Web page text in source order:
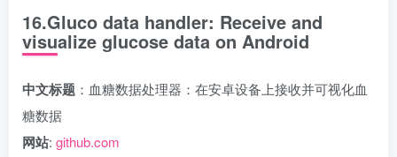
16.Gluco data handler: Receive and
visualize glucose data on Android
中文标题 ：血糖数据处理器：在安卓设备上接收并可视化血
糖数据
网站: github.com